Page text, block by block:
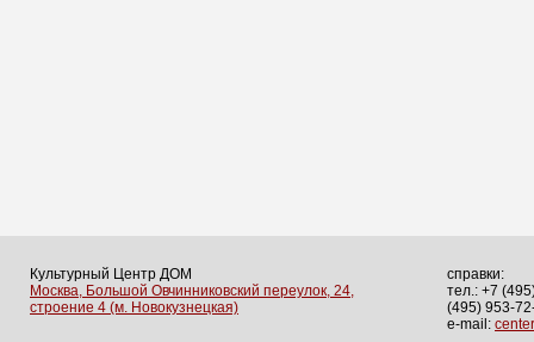
Культурный Центр ДОМ
Москва, Большой Овчинниковский переулок, 24,
строение 4 (м. Новокузнецкая)
справки:
тел.: +7
(495) 953-
e-mail: